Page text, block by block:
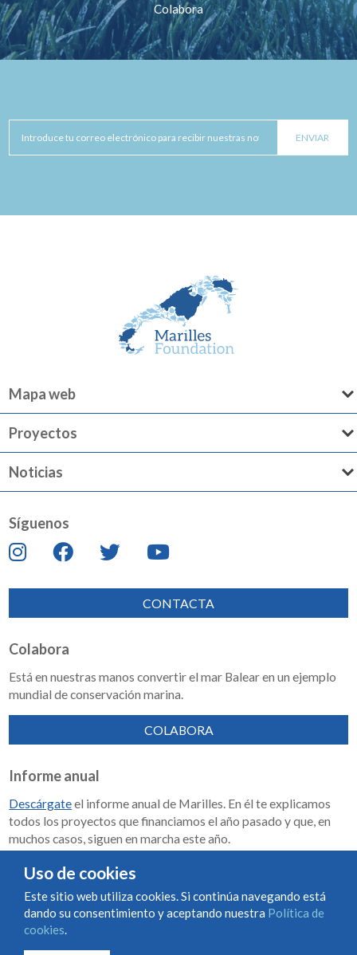
Colabora
Mapa web
Proyectos
Noticias
Síguenos
CONTACTA
Colabora
Está en nuestras manos convertir el mar Balear en un ejemplo
mundial de conservación marina.
COLABORA
Informe anual
Descárgateel informe anual de Marilles. En él te explicamos
todos los proyectos que financiamos el año pasado y que, en
muchos casos, siguen en marcha este año.
Condiciones de uso y contratación
Uso de cookies
Este sitio web utiliza cookies. Si continúa navegando está
dando su consentimiento y aceptando nuestra Política de
cookies.